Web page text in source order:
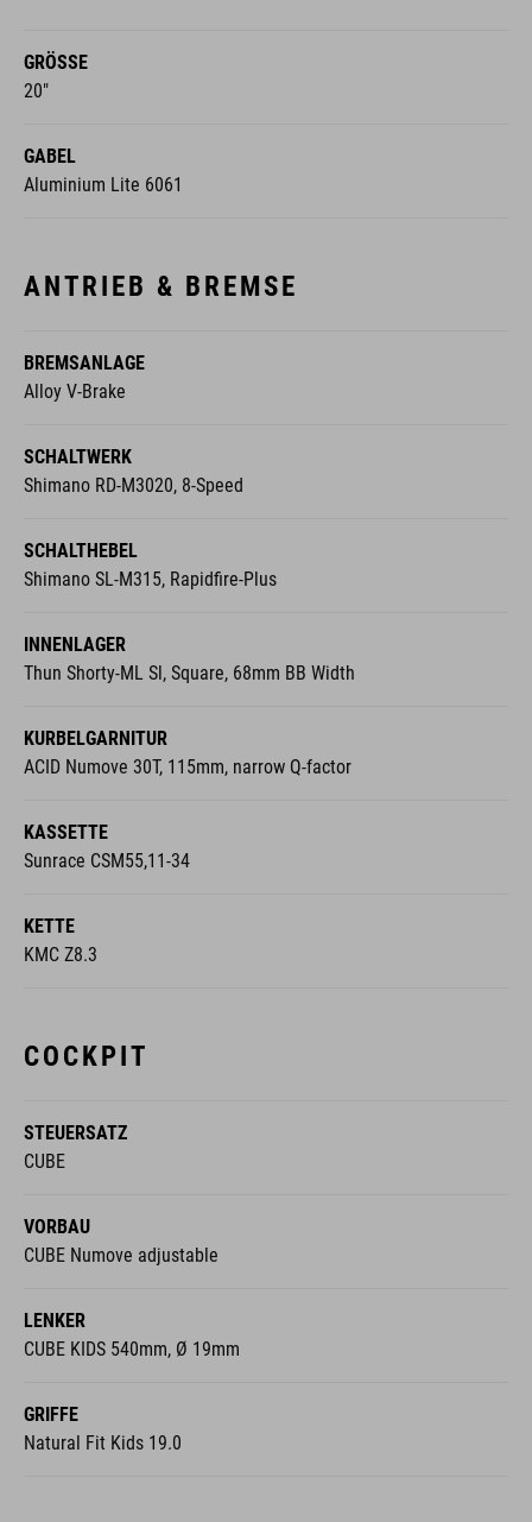
GRÖSSE
20"
GABEL
Aluminium Lite 6061
ANTRIEB & BREMSE
BREMSANLAGE
Alloy V-Brake
SCHALTWERK
Shimano RD-M3020, 8-Speed
SCHALTHEBEL
Shimano SL-M315, Rapidfire-Plus
INNENLAGER
Thun Shorty-ML Sl, Square, 68mm BB Width
KURBELGARNITUR
ACID Numove 30T, 115mm, narrow Q-factor
KASSETTE
Sunrace CSM55,11-34
KETTE
KMC Z8.3
COCKPIT
STEUERSATZ
CUBE
VORBAU
CUBE Numove adjustable
LENKER
CUBE KIDS 540mm, Ø 19mm
GRIFFE
Natural Fit Kids 19.0